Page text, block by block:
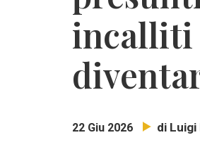
incalliti
22 Giu 2026 di